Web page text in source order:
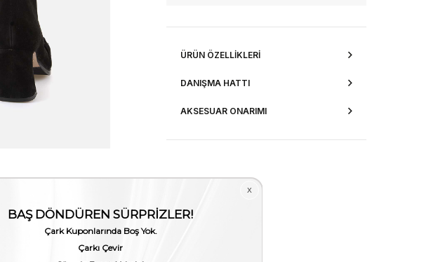
ÜRÜN ÖZELLIKLERI
DANIŞMA HATTI
AKSESUAR ONARIMI